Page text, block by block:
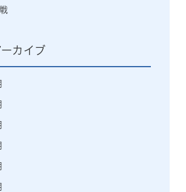
カイブ